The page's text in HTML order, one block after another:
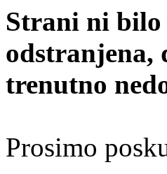
Strani ni bilo
odstranjena,
trenutno
Prosimo